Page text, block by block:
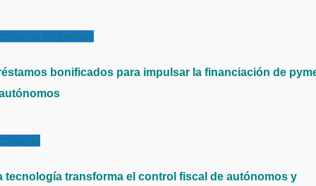
Empresas
bonificados para impulsar la financiación de
tecnología transforma el control fiscal de autónomos y